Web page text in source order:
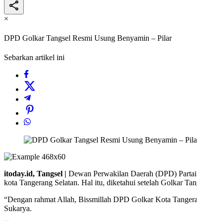
×
DPD Golkar Tangsel Resmi Usung Benyamin – Pilar
Sebarkan artikel ini
itoday.id, Tangsel | Dewan Perwakilan Daerah (DPD)
kota Tangerang Selatan. Hal itu, diketahui setelah Golkar
“Dengan rahmat Allah, Bissmillah DPD Golkar Kota
Sukarya.